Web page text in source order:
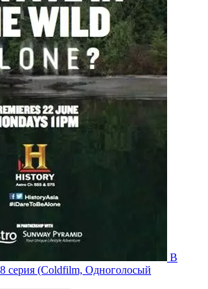
В
8 серия (Coldfilm, Одноголосый